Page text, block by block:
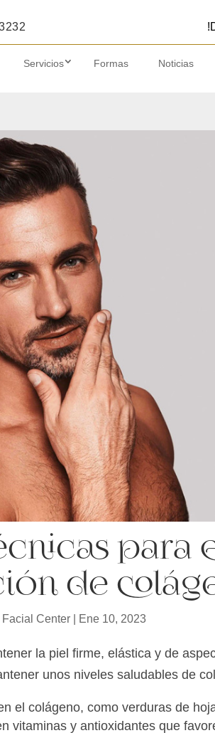
Servicios Formas Noticias
para
de
Center| Ene 10, 2023
la piel firme, elástica y de
unos niveles saludables de
el colágeno, como verduras de
vitaminas y antioxidantes que